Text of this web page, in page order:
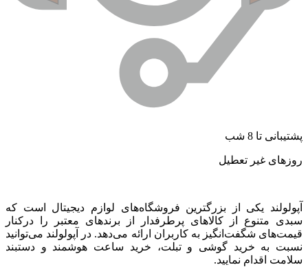
تا 8 شب
غیر تعطیل
یکی از بزرگترین فروشگاه‌های لوازم دیجیتال است که
متنوع از کالاهای پرطرفدار از برندهای معتبر را درکنار
شگفت‌انگیز به کاربران ارائه می‌دهد. در آپولولند می‌توانید
به خرید گوشی و تبلت، خرید ساعت هوشمند و دستبند
اقدام نمایید.